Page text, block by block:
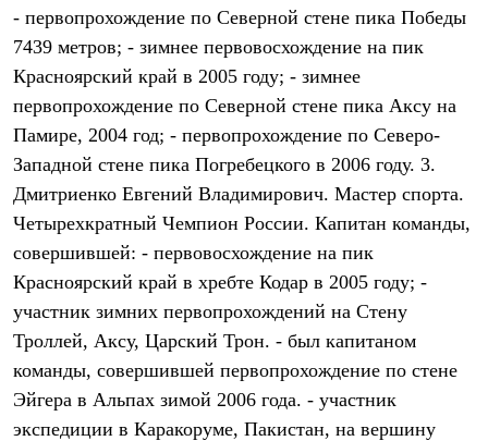
Брюки
Жилеты
Утепленная синтетикой
Куртки
Брюки
Штормовая одежда
Куртки
Софтшелл одежда
Куртки
Брюки
Лёгкая одежда
Рубашки
Футболки
Брюки
Термобелье
Среднее термобелье
Легкое термобелье
Флисовая одежда
- первопрохождение по Северной стене пика Победы
7439 метров; - зимнее первовосхождение на пик
Красноярский край в 2005 году; - зимнее
первопрохождение по Северной стене пика Аксу на
Памире, 2004 год; - первопрохождение по Северо-
Западной стене пика Погребецкого в 2006 году. 3.
Дмитриенко Евгений Владимирович. Мастер спорта.
Четырехкратный Чемпион России. Капитан команды,
совершившей: - первовосхождение на пик
Красноярский край в хребте Кодар в 2005 году; -
участник зимних первопрохождений на Стену
Троллей, Аксу, Царский Трон. - был капитаном
команды, совершившей первопрохождение по стене
Эйгера в Альпах зимой 2006 года. - участник
экспедиции в Каракоруме, Пакистан, на вершину